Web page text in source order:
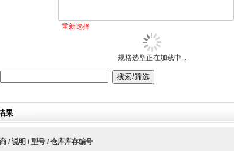
重新选择
规格选型正在加载中...
果
/ 说明 / 型号 / 仓库库存编号